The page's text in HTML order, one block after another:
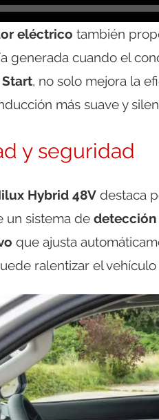
eléctrico también
generada cuando el
, no solo mejora la
más suave y
y seguridad
Hybrid 48V destaca
un sistema de detección
que ajusta
ralentizar el